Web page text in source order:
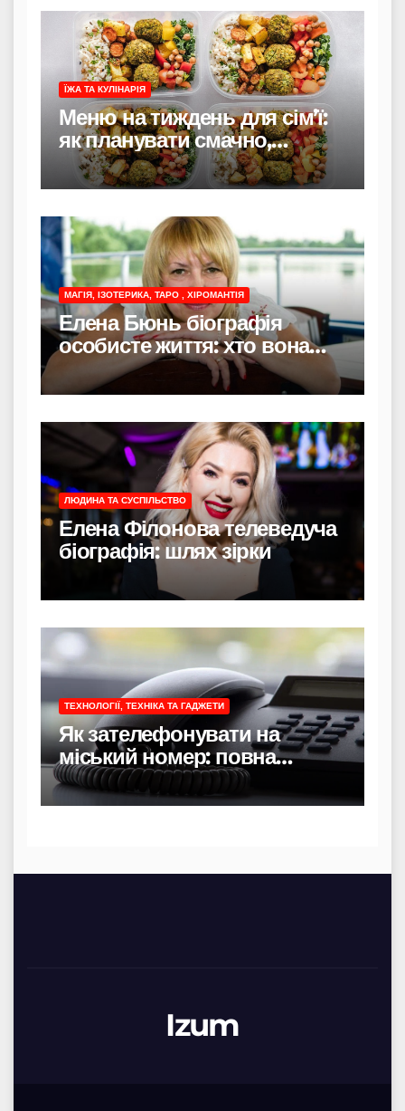
ЇЖА ТА КУЛІНАРІЯ
Меню на тиждень для сім’ї:
як планувати смачно,
економно і без стресу
МАГІЯ, ІЗОТЕРИКА, ТАРО , ХІРОМАНТІЯ
Елена Бюнь біографія
особисте життя: хто вона
насправді
ЛЮДИНА ТА СУСПІЛЬСТВО
Елена Філонова телеведуча
біографія: шлях зірки
ТЕХНОЛОГІЇ, ТЕХНІКА ТА ГАДЖЕТИ
Як зателефонувати на
міський номер: повна
інструкція
Izum